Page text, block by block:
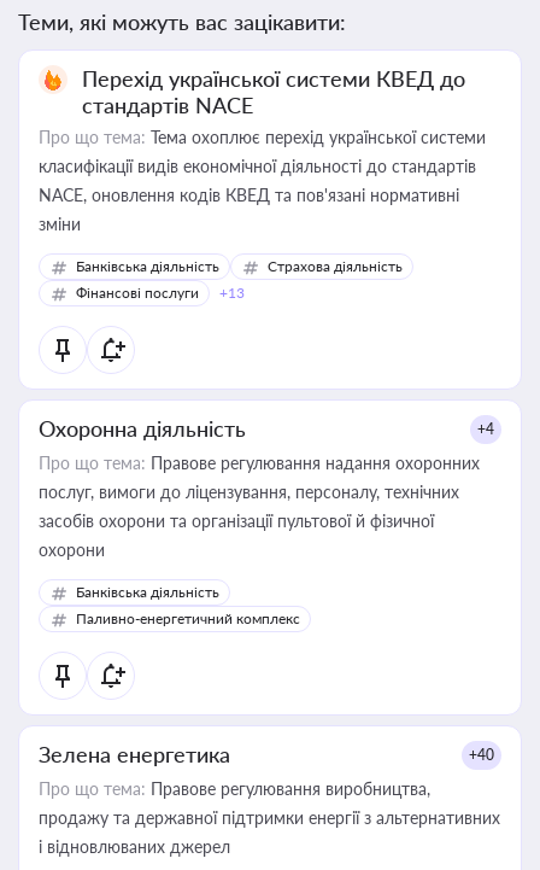
Теми, які можуть вас зацікавити:
Перехід української системи КВЕД до
стандартів NACE
Про що тема: Тема охоплює перехід української системи
класифікації видів економічної діяльності до стандартів
NACE, оновлення кодів КВЕД та пов'язані нормативні
зміни
Банківська діяльність
Страхова діяльність
Фінансові послуги
+13
Охоронна діяльність +4
Про що тема: Правове регулювання надання охоронних
послуг, вимоги до ліцензування, персоналу, технічних
засобів охорони та організації пультової й фізичної
охорони
Банківська діяльність
Паливно-енергетичний комплекс
Зелена енергетика +40
Про що тема: Правове регулювання виробництва,
продажу та державної підтримки енергії з альтернативних
і відновлюваних джерел